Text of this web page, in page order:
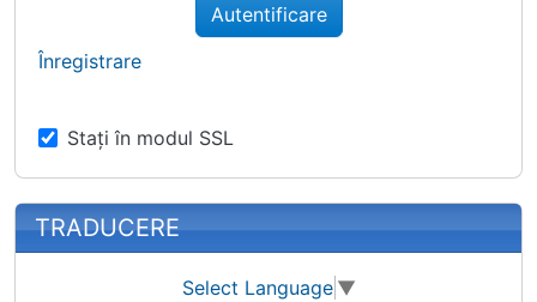
Autentificare
Înregistrare
Stați în modul SSL
TRADUCERE
Select Language ▼